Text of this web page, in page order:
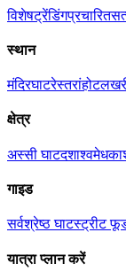
विशेषट्रेंडिंगप्रचारित
स्थान
मंदिरघाटरेस्तरांहोटल
क्षेत्र
अस्सी घाटदशाश्वमेध
गाइड
सर्वश्रेष्ठ घाटस्ट्रीट
यात्रा प्लान करें